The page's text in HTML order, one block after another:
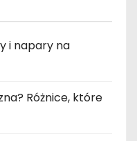
i napary na
Różnice, które